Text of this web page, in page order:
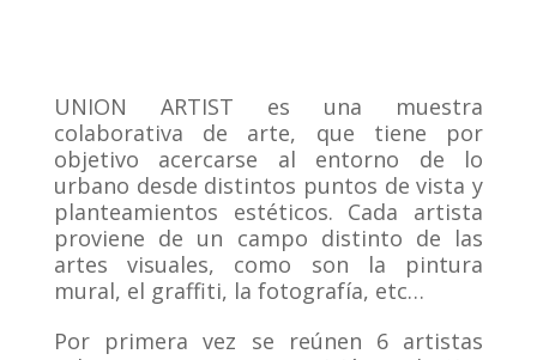
UNION ARTIST es una muestra
colaborativa de arte, que tiene por
objetivo acercarse al entorno de lo
urbano desde distintos puntos de vista y
planteamientos estéticos. Cada artista
proviene de un campo distinto de las
artes visuales, como son la pintura
mural, el graffiti, la fotografía, etc…
Por primera vez se reúnen 6 artistas